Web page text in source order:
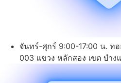
จันทร์-ศุกร์ 9:00-17:00 น. ท
003 แขวง หลักสอง เขต บำง